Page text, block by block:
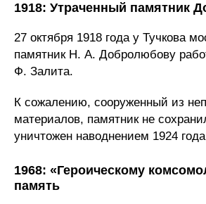
1918: Утраченный памятник
27 октября 1918 года у Тучкова
памятник Н. А. Добролюбову
Ф. Залита.
К сожалению, сооруженный из
материалов, памятник не
уничтожен наводнением 1924
1968: «Героическому
память